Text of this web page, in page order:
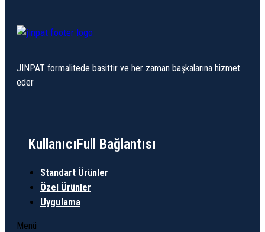
JINPAT formalitede basittir ve her zaman başkalarına hizmet
eder
KullanıcıFull Bağlantısı
Standart Ürünler
Özel Ürünler
Uygulama
Menü